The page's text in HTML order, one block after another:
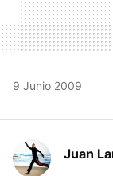
9 Junio 2009
Juan